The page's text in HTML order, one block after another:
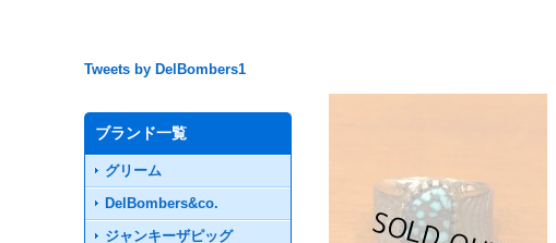
Tweets by DelBombers1
ブランド一覧
グリーム
DelBombers&co.
ジャンキーザピッグ